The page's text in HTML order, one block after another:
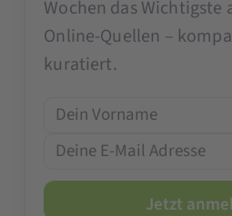
Wochen das Wichtigste
Online-Quellen –
kuratiert.